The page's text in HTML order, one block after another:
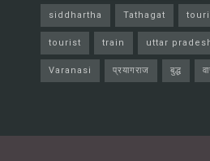
siddhartha Tathagat
tourist train uttar
Varanasi प्रयागराज बुद्ध